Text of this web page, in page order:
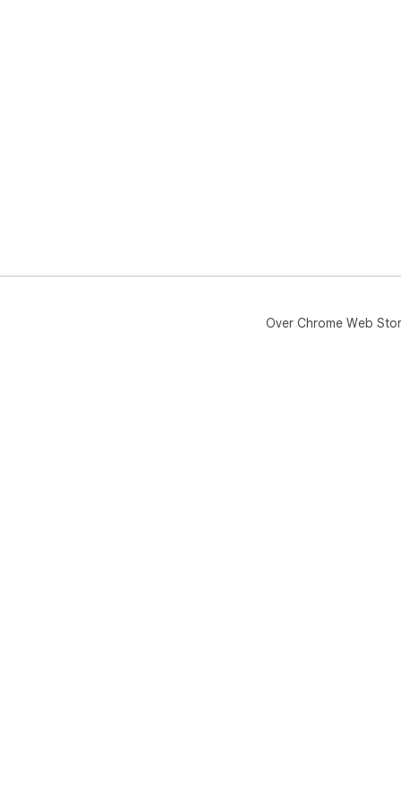
Over Chrome Web